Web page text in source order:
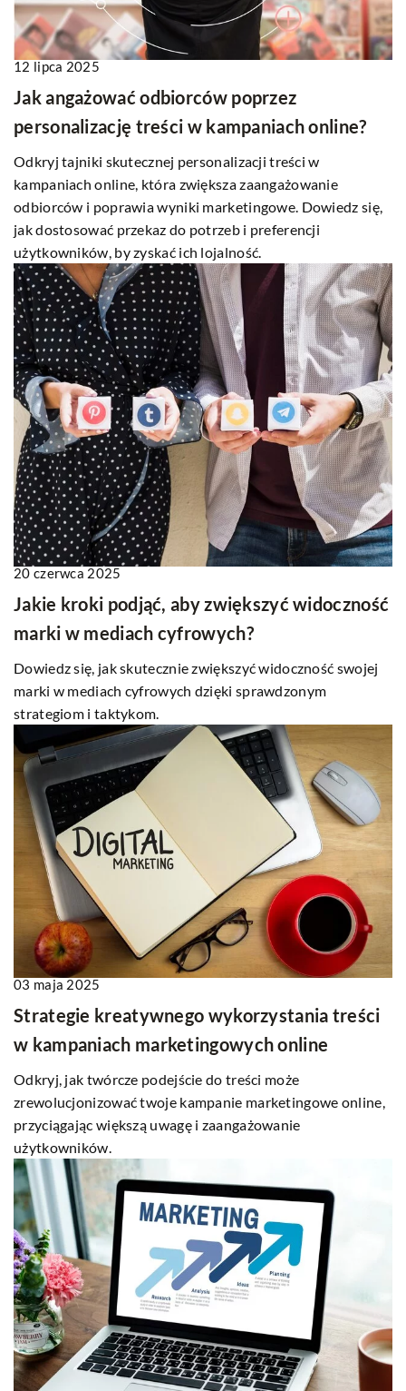
12 lipca 2025
Jak angażować odbiorców poprzez
personalizację treści w kampaniach online?
Odkryj tajniki skutecznej personalizacji treści w
kampaniach online, która zwiększa zaangażowanie
odbiorców i poprawia wyniki marketingowe. Dowiedz się,
jak dostosować przekaz do potrzeb i preferencji
użytkowników, by zyskać ich lojalność.
20 czerwca 2025
Jakie kroki podjąć, aby zwiększyć widoczność
marki w mediach cyfrowych?
Dowiedz się, jak skutecznie zwiększyć widoczność swojej
marki w mediach cyfrowych dzięki sprawdzonym
strategiom i taktykom.
03 maja 2025
Strategie kreatywnego wykorzystania treści
w kampaniach marketingowych online
Odkryj, jak twórcze podejście do treści może
zrewolucjonizować twoje kampanie marketingowe online,
przyciągając większą uwagę i zaangażowanie
użytkowników.